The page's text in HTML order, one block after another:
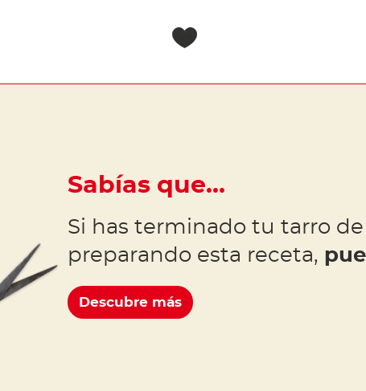
Sabías que…
Si has terminado tu tarro
preparando esta receta,
Descubre más